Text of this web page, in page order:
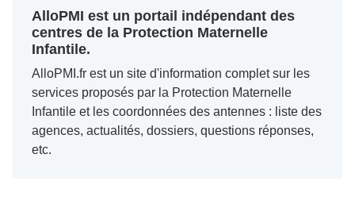
AlloPMI est un portail indépendant des
centres de la Protection Maternelle
Infantile.
AlloPMI.fr est un site d'information complet sur les
services proposés par la Protection Maternelle
Infantile et les coordonnées des antennes : liste des
agences, actualités, dossiers, questions réponses,
etc.